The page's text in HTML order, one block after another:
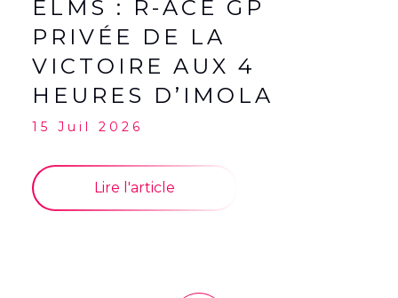
ELMS : R-ACE GP
PRIVÉE DE LA
VICTOIRE AUX 4
HEURES D’IMOLA
15 Juil 2026
Lire l'article